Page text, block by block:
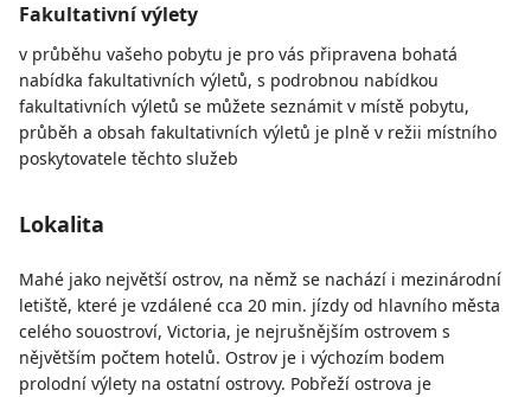
Fakultativní výlety
v průběhu vašeho pobytu je pro vás připravena bohatá
nabídka fakultativních výletů, s podrobnou nabídkou
fakultativních výletů se můžete seznámit v místě pobytu,
průběh a obsah fakultativních výletů je plně v režii místního
poskytovatele těchto služeb
Lokalita
Mahé jako největší ostrov, na němž se nachází i mezinárodní
letiště, které je vzdálené cca 20 min. jízdy od hlavního města
celého souostroví, Victoria, je nejrušnějším ostrovem s
nějvětším počtem hotelů. Ostrov je i výchozím bodem
prolodní výlety na ostatní ostrovy. Pobřeží ostrova je